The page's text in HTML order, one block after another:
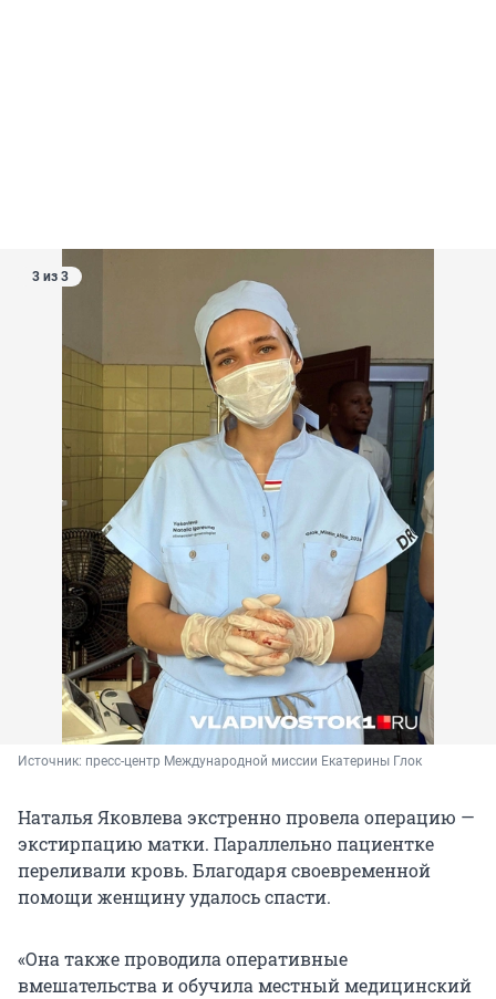
3 из 3
Источник: пресс-центр Международной миссии Екатерины Глок
Наталья Яковлева экстренно провела операцию —
экстирпацию матки. Параллельно пациентке
переливали кровь. Благодаря своевременной
помощи женщину удалось спасти.
«Она также проводила оперативные
вмешательства и обучила местный медицинский